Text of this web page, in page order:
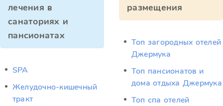
лечения в
санаториях и
пансионатах
SPA
Желудочно-кишечный
тракт
размещения
Топ загородных отелей
Джермука
Топ пансионатов и
дома отдыха Джермука
Топ спа отелей